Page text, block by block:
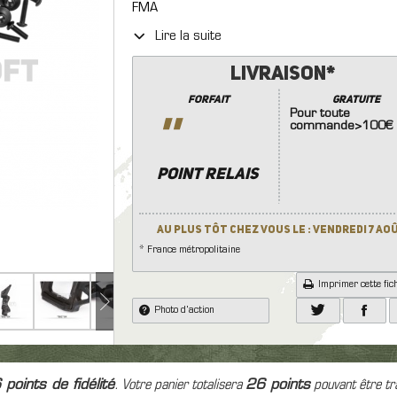
grenade et engin
Autres Accessoires
Poignée..)
Pièces Internes
oculaires et faciales
Electronique
Radio & PTT
Divers Equipement
Lampe
Répliques de Poing
Répliques Longues
Laser
Sac à Dos
Mallettes/Housses
FMA
Lire la suite
Livraison*
Forfait
''
POINT RELAIS
GRATUITE
Pour toute
commande>100€
Au plus tôt chez vous le : Vendredi 7
* France métropolitaine
Imprimer cette
Photo d'action
points de fidélité. Votre panier totalisera26pointspouvant être